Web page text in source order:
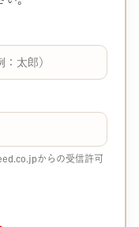
からの受信許可